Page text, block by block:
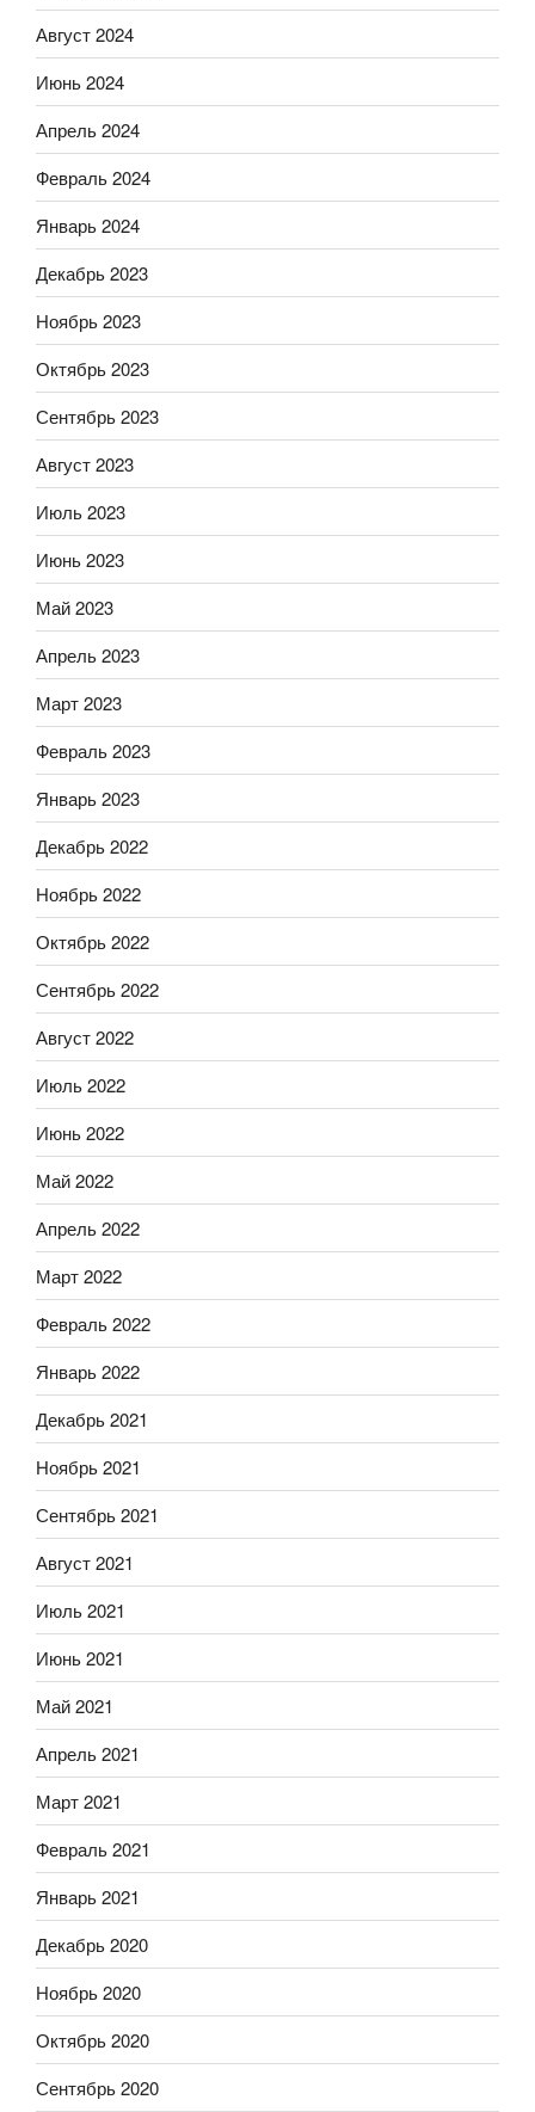
Август 2024
Июнь 2024
Апрель 2024
Февраль 2024
Январь 2024
Декабрь 2023
Ноябрь 2023
Октябрь 2023
Сентябрь 2023
Август 2023
Июль 2023
Июнь 2023
Май 2023
Апрель 2023
Март 2023
Февраль 2023
Январь 2023
Декабрь 2022
Ноябрь 2022
Октябрь 2022
Сентябрь 2022
Август 2022
Июль 2022
Июнь 2022
Май 2022
Апрель 2022
Март 2022
Февраль 2022
Январь 2022
Декабрь 2021
Ноябрь 2021
Сентябрь 2021
Август 2021
Июль 2021
Июнь 2021
Май 2021
Апрель 2021
Март 2021
Февраль 2021
Январь 2021
Декабрь 2020
Ноябрь 2020
Октябрь 2020
Сентябрь 2020